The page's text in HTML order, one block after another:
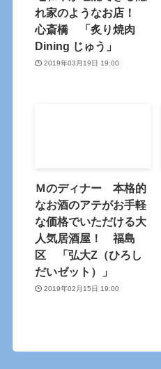
れ家のようなお店！
心斎橋 「炙り焼肉
Dining じゅう」
2019年03月19日 19:00
Ｍのディナー 本格的
なお酒のアテがお手軽
な価格でいただける大
人気居酒屋！ 福島
区 「弘大Z（ひろし
だいゼット）」
2019年02月15日 19:00